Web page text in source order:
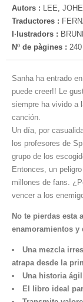
Autors : LEE,
Traductores :
I·lustradors :
Nº de pàgines : 240
Sanha ha entrado
puede creer!! Le
siempre ha vivido a
canción.
Un día, por
los profesores de
grupo de los
Entonces, un
millones de fans.
vencer a los
No te pierdas esta
enamoramientos y
Una mezcla
atrapa desde la
Una historia
El libro ideal